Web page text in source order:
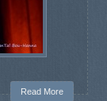
Read More